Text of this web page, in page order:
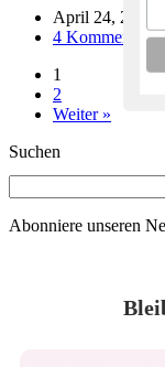
April 24, 2018
4 Kommentare
1
2
Weiter »
Suchen
Abonniere unseren